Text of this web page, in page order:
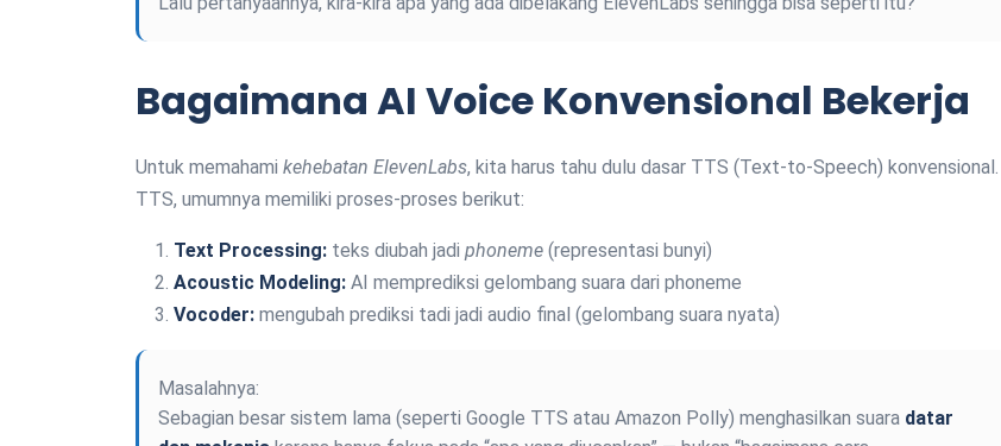
Bagaimana AI Voice Konvensional Bekerja
Untuk memahami kehebatan ElevenLabs, kita harus tahu dulu dasar TTS (Text-to-Speech) konvensional.
TTS, umumnya memiliki proses-proses berikut:
Text Processing: teks diubah jadi phoneme (representasi bunyi)
Acoustic Modeling: AI memprediksi gelombang suara dari phoneme
Vocoder: mengubah prediksi tadi jadi audio final (gelombang suara nyata)
Masalahnya:
Sebagian besar sistem lama (seperti Google TTS atau Amazon Polly) menghasilkan suara datar